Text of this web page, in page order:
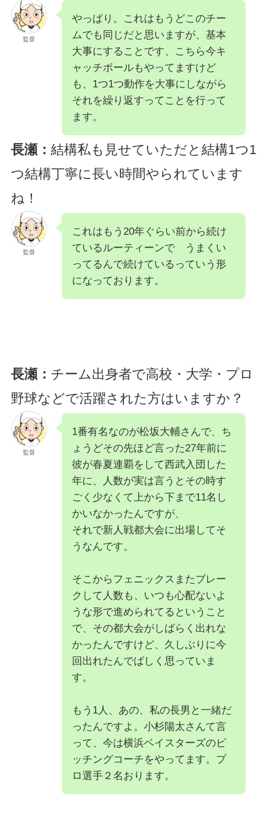
監督
やっぱり。これはもうどこのチー
ムでも同じだと思いますが、基本
大事にすることです、こちら今キ
ャッチボールもやってますけど
も、1つ1つ動作を大事にしながら
それを繰り返すってことを行って
ます。
長瀬： 結構私も見せていただと結構1つ1
つ結構丁寧に長い時間やられています
ね！
監督
これはもう20年ぐらい前から続け
ているルーティーンで うまくい
ってるんで続けているっていう形
になっております。
長瀬： チーム出身者で高校・大学・プロ
野球などで活躍された方はいますか？
監督
1番有名なのが松坂大輔さんで、ち
ょうどその先ほど言った27年前に
彼が春夏連覇をして西武入団した
年に、人数が実は言うとその時す
ごく少なくて上から下まで11名し
かいなかったんですが、
それで新人戦都大会に出場してそ
うなんです。
そこからフェニックスまたブレー
クして人数も、いつも心配ないよ
うな形で進められてるということ
で、その都大会がしばらく出れな
かったんですけど、久しぶりに今
回出れたんでばしく思っていま
す。
もう1人、あの、私の長男と一緒だ
ったんですよ。小杉陽太さんて言
って、今は横浜ベイスターズのピ
ッチングコーチをやってます。プ
ロ選手２名おります。